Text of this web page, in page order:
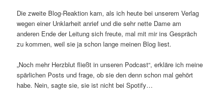
Die zweite Blog-Reaktion kam, als ich heute bei unserem Verlag
wegen einer Unklarheit anrief und die sehr nette Dame am
anderen Ende der Leitung sich freute, mal mit mir ins Gespräch
zu kommen, weil sie ja schon lange meinen Blog liest.
„Noch mehr Herzblut fließt in unseren Podcast“, erkläre ich meine
spärlichen Posts und frage, ob sie den denn schon mal gehört
habe. Nein, sagte sie, sie ist nicht bei Spotify…